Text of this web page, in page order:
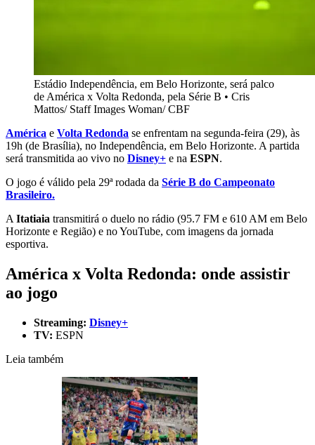
Estádio Independência, em Belo Horizonte, será palco
de América x Volta Redonda, pela Série B • Cris
Mattos/ Staff Images Woman/ CBF
América e Volta Redonda se enfrentam na segunda-feira (29), às
19h (de Brasília), no Independência, em Belo Horizonte. A partida
será transmitida ao vivo no Disney+ e na ESPN.
O jogo é válido pela 29ª rodada da Série B do Campeonato
Brasileiro.
A Itatiaia transmitirá o duelo no rádio (95.7 FM e 610 AM em Belo
Horizonte e Região) e no YouTube, com imagens da jornada
esportiva.
América x Volta Redonda: onde assistir
ao jogo
Streaming: Disney+
TV: ESPN
Leia também